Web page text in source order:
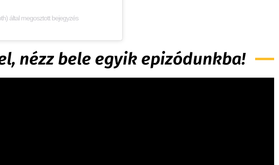
által megosztott bejegyzés
nézz bele egyik epizódunkba!